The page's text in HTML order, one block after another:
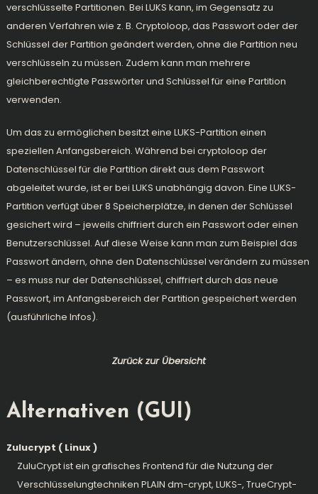
verschlüsselte Partitionen. Bei LUKS kann, im Gegensatz zu
anderen Verfahren wie z. B. Cryptoloop, das Passwort oder der
Schlüssel der Partition geändert werden, ohne die Partition neu
verschlüsseln zu müssen. Zudem kann man mehrere
gleichberechtigte Passwörter und Schlüssel für eine Partition
verwenden.
Um das zu ermöglichen besitzt eine LUKS-Partition einen
speziellen Anfangsbereich. Während bei cryptoloop der
Datenschlüssel für die Partition direkt aus dem Passwort
abgeleitet wurde, ist er bei LUKS unabhängig davon. Eine LUKS-
Partition verfügt über 8 Speicherplätze, in denen der Schlüssel
gesichert wird – jeweils chiffriert durch ein Passwort oder einen
Benutzerschlüssel. Auf diese Weise kann man zum Beispiel das
Passwort ändern, ohne den Datenschlüssel verändern zu müssen
– es muss nur der Datenschlüssel, chiffriert durch das neue
Passwort, im Anfangsbereich der Partition gespeichert werden
(ausführliche Infos).
Zurück zur Übersicht
Alternativen (GUI)
Zulucrypt ( Linux )
ZuluCrypt ist ein grafisches Frontend für die Nutzung der
Verschlüsselungtechniken PLAIN dm-crypt, LUKS-, TrueCrypt-